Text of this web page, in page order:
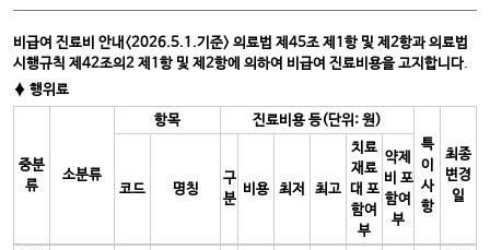
비급여 진료비 안내<2026.5.1.기준> 의료법 제45조 제1항 및 제2항과 의료법
시행규칙 제42조의2 제1항 및 제2항에 의하여 비급여 진료비용을 고지합니다.
♦ 행위료
중분
류
소분류
항목
진료비용 등(단위: 원)
특
이
사
항
최종
변경
일
코드 명칭
구
분
비용 최저 최고
치료
재료
대 포
함여
부
약제
비 포
함여
부